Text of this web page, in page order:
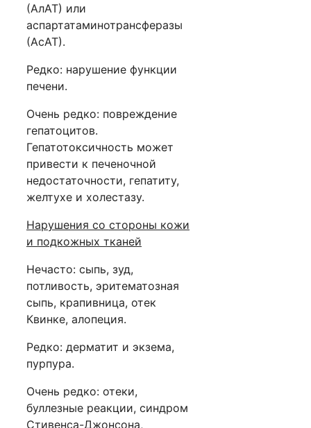
(АлАТ) или
аспартатаминотрансферазы
(АсАТ).
Редко: нарушение функции
печени.
Очень редко: повреждение
гепатоцитов.
Гепатотоксичность может
привести к печеночной
недостаточности, гепатиту,
желтухе и холестазу.
Нарушения со стороны кожи
и подкожных тканей
Нечасто: сыпь, зуд,
потливость, эритематозная
сыпь, крапивница, отек
Квинке, алопеция.
Редко: дерматит и экзема,
пурпура.
Очень редко: отеки,
буллезные реакции, синдром
Стивенса-Джонсона,